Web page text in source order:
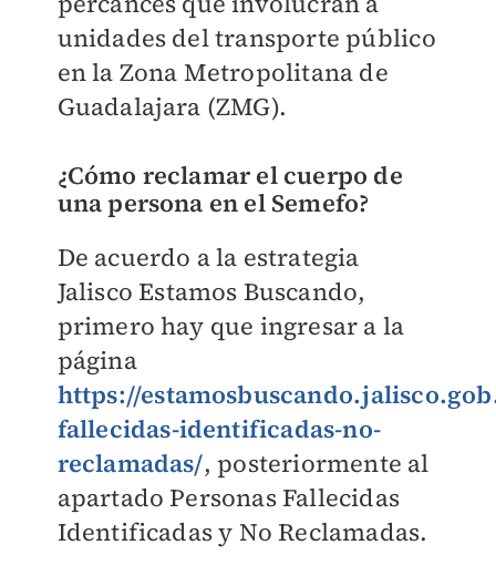
unidades del transporte público
en la Zona Metropolitana de
Guadalajara (ZMG).
¿Cómo reclamar el cuerpo de
una persona en el Semefo?
De acuerdo a la estrategia
Jalisco Estamos Buscando,
primero hay que ingresar a la
página
https://
fallecidas-identificadas-no-
reclamadas/, posteriormente al
apartado Personas Fallecidas
Identificadas y No Reclamadas.